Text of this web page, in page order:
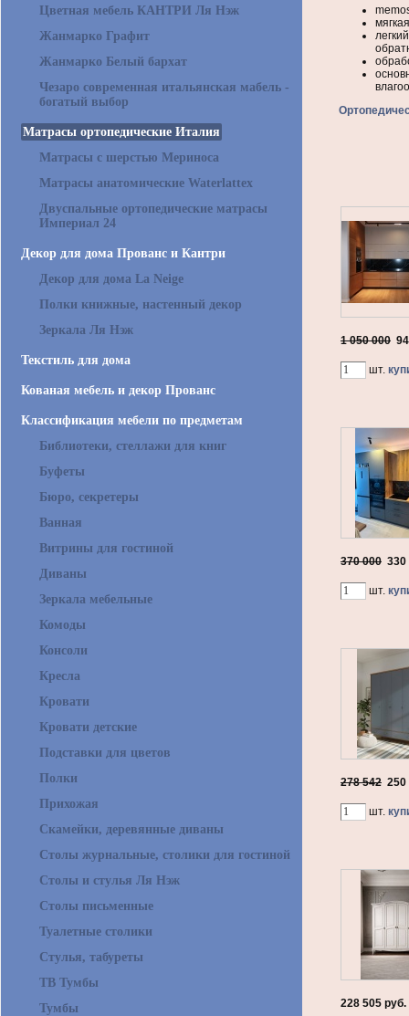
Цветная мебель КАНТРИ Ля Нэж
Жанмарко Графит
Жанмарко Белый бархат
Чезаро современная итальянская мабель -
богатый выбор
Матрасы ортопедические Италия
Матрасы с шерстью Мериноса
Матрасы анатомические Waterlattex
Двуспальные ортопедические матрасы
Империал 24
Декор для дома Прованс и Кантри
Декор для дома La Neige
Полки книжные, настенный декор
Зеркала Ля Нэж
Текстиль для дома
Кованая мебель и декор Прованс
Классификация мебели по предметам
Библиотеки, стеллажи для книг
Буфеты
Бюро, секретеры
Ванная
Витрины для гостиной
Диваны
Зеркала мебельные
Комоды
Консоли
Кресла
Кровати
Кровати детские
Подставки для цветов
Полки
Прихожая
Скамейки, деревянные диваны
Столы журнальные, столики для гостиной
Столы и стулья Ля Нэж
Столы письменные
Туалетные столики
Стулья, табуреты
ТВ Тумбы
Тумбы
1 050 000
шт.
370 000 330
шт.
278 542 250
шт.
228 505 руб.